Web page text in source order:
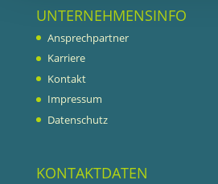
UNTERNEHMENSINFO
Ansprechpartner
Karriere
Kontakt
Impressum
Datenschutz
KONTAKTDATEN